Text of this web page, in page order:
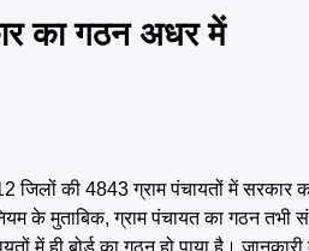
का गठन अधर में
12 जिलों की 4843 ग्राम पंचायतों में
के मुताबिक, ग्राम पंचायत का गठन